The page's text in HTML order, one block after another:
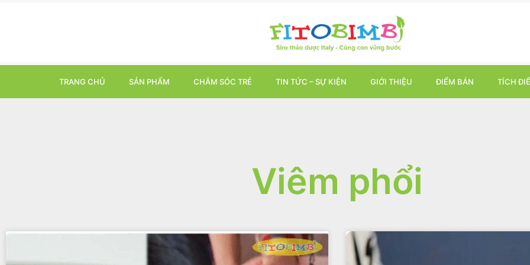
TRANG CHỦ SẢN PHẨM CHĂM SÓC TRẺ TIN TỨC – SỰ KIỆN GIỚI THIỆU ĐIỂM BÁN TÍCH
Viêm phổi